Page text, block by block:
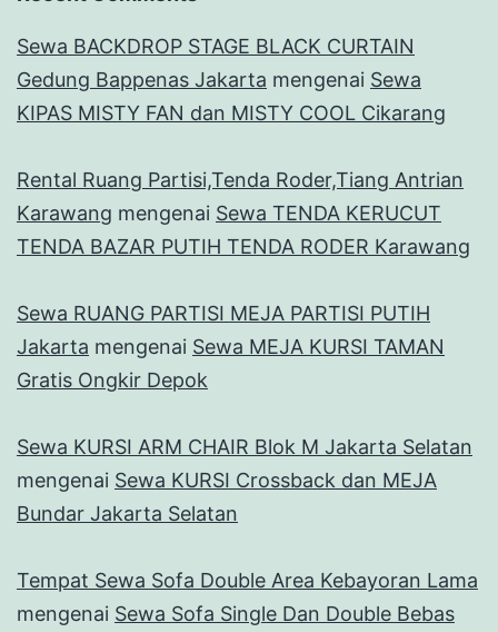
Sewa BACKDROP STAGE BLACK CURTAIN
Gedung Bappenas Jakarta mengenai Sewa
KIPAS MISTY FAN dan MISTY COOL Cikarang
Rental Ruang Partisi,Tenda Roder,Tiang Antrian
Karawang mengenai Sewa TENDA KERUCUT
TENDA BAZAR PUTIH TENDA RODER Karawang
Sewa RUANG PARTISI MEJA PARTISI PUTIH
Jakarta mengenai Sewa MEJA KURSI TAMAN
Gratis Ongkir Depok
Sewa KURSI ARM CHAIR Blok M Jakarta Selatan
mengenai Sewa KURSI Crossback dan MEJA
Bundar Jakarta Selatan
Tempat Sewa Sofa Double Area Kebayoran Lama
mengenai Sewa Sofa Single Dan Double Bebas